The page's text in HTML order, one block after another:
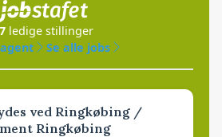
ledige stillinger
Se alle jobs
ved Ringkøbing /
Ringkøbing